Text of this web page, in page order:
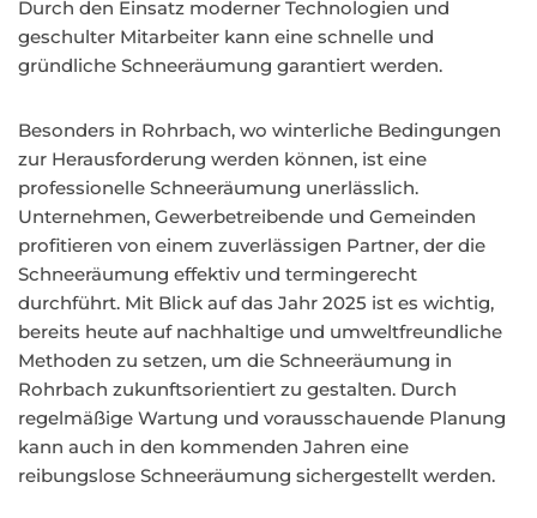
Durch den Einsatz moderner Technologien und
geschulter Mitarbeiter kann eine schnelle und
gründliche Schneeräumung garantiert werden.
Besonders in Rohrbach, wo winterliche Bedingungen
zur Herausforderung werden können, ist eine
professionelle Schneeräumung unerlässlich.
Unternehmen, Gewerbetreibende und Gemeinden
profitieren von einem zuverlässigen Partner, der die
Schneeräumung effektiv und termingerecht
durchführt. Mit Blick auf das Jahr 2025 ist es wichtig,
bereits heute auf nachhaltige und umweltfreundliche
Methoden zu setzen, um die Schneeräumung in
Rohrbach zukunftsorientiert zu gestalten. Durch
regelmäßige Wartung und vorausschauende Planung
kann auch in den kommenden Jahren eine
reibungslose Schneeräumung sichergestellt werden.